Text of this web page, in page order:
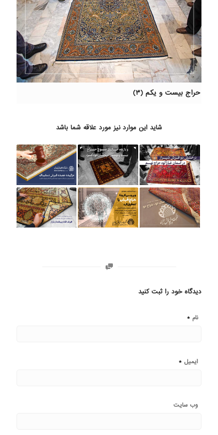
حراج بیست و یکم (۳)
شاید این موارد نیز مورد علاقه شما باشد
دیدگاه خود را ثبت کنید
نام *
ایمیل *
وب‌ سایت